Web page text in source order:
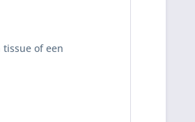
of een